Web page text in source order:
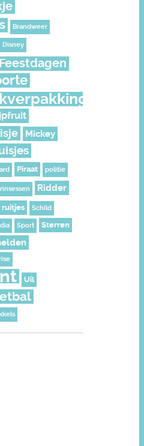
Brandweer
Disney
Feestdagen
Mickey
Piraat politie
Ridder
ruitjes Schild
Sport Sterren
Uil